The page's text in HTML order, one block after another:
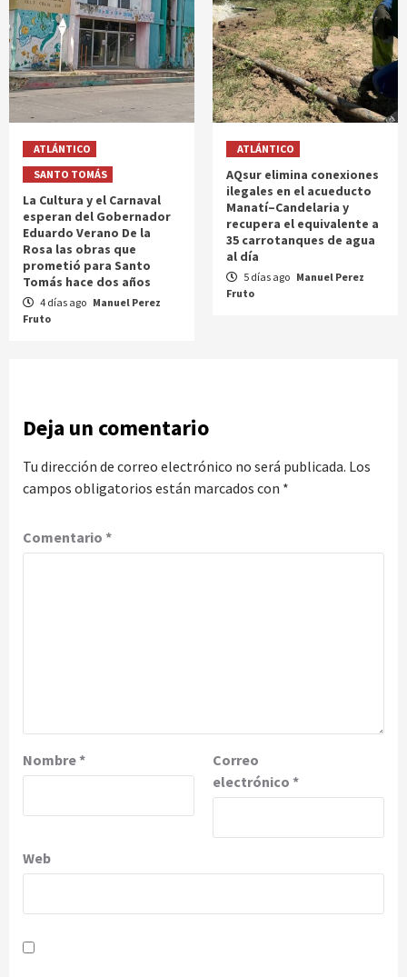
ATLÁNTICO
SANTO TOMÁS
La Cultura y el Carnaval
esperan del Gobernador
Eduardo Verano De la
Rosa las obras que
prometió para Santo
Tomás hace dos años
4 días ago Manuel Perez
Fruto
ATLÁNTICO
AQsur elimina conexiones
ilegales en el acueducto
Manatí–Candelaria y
recupera el equivalente a
35 carrotanques de agua
al día
5 días ago Manuel Perez
Fruto
Deja un comentario
Tu dirección de correo electrónico no será publicada. Los
campos obligatorios están marcados con *
Comentario *
Nombre*
Correo
electrónico *
Web